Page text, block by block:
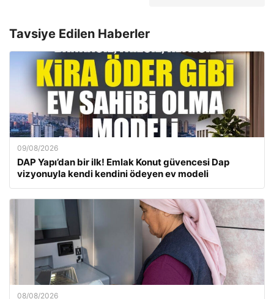
Tavsiye Edilen Haberler
09/08/2026
DAP Yapı’dan bir ilk! Emlak Konut güvencesi Dap
vizyonuyla kendi kendini ödeyen ev modeli
08/08/2026